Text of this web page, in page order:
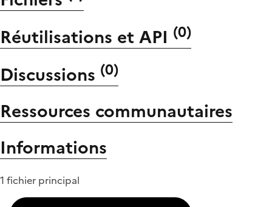
Réutilisations et API (0)
Discussions (0)
Ressources communautaires
Informations
1 fichier principal